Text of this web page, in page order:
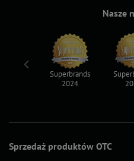
Sprzedaż produktów OTC
Nasze
Superbrands
2024